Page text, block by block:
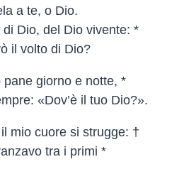
a te, o Dio.
di Dio, del Dio vivente: *
il volto di Dio?
giorno e notte, *
«Dov’è il tuo Dio?».
mio cuore si strugge: †
tra i primi *